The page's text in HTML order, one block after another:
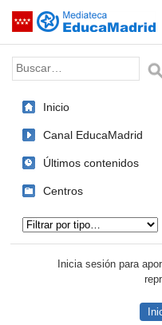
Saltar navegación
Palabra o frase:
Inicio
Canal EducaMadrid
Últimos contenidos
Centros
Inicia sesión para